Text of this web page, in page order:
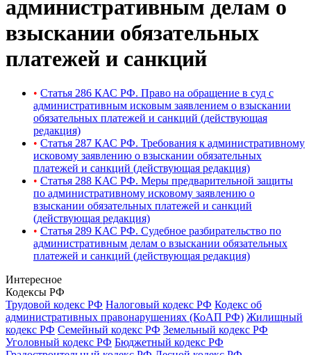
административным делам о
взыскании обязательных
платежей и санкций
• Статья 286 КАС РФ. Право на обращение в суд с
административным исковым заявлением о взыскании
обязательных платежей и санкций (действующая
редакция)
• Статья 287 КАС РФ. Требования к административному
исковому заявлению о взыскании обязательных
платежей и санкций (действующая редакция)
• Статья 288 КАС РФ. Меры предварительной защиты
по административному исковому заявлению о
взыскании обязательных платежей и санкций
(действующая редакция)
• Статья 289 КАС РФ. Судебное разбирательство по
административным делам о взыскании обязательных
платежей и санкций (действующая редакция)
Интересное
Кодексы РФ
Трудовой кодекс РФ Налоговый кодекс РФ Кодекс об
административных правонарушениях (КоАП РФ) Жилищный
кодекс РФ Семейный кодекс РФ Земельный кодекс РФ
Уголовный кодекс РФ Бюджетный кодекс РФ